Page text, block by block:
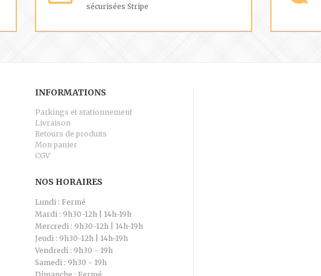
sécurisées Stripe
INFORMATIONS
Parkings et stationnement
Livraison
Retours de produits
Mon panier
CGV
NOS HORAIRES
Lundi : Fermé
Mardi : 9h30-12h | 14h-19h
Mercredi : 9h30-12h | 14h-19h
Jeudi : 9h30-12h | 14h-19h
Vendredi : 9h30 - 19h
Samedi : 9h30 - 19h